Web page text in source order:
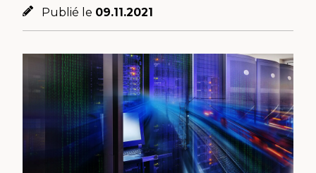
Publié le 09.11.2021